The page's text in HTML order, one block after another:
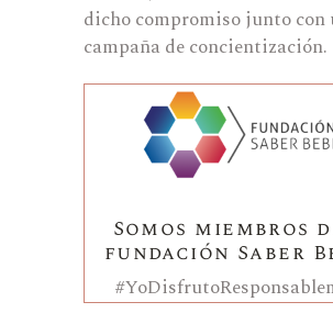
dicho compromiso junto con
campaña de concientización.
Somos miembros
fundación Saber